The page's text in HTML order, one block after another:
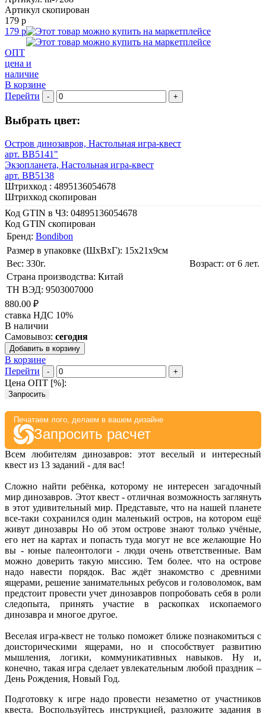
Артикул скопирован
179 р
179 р
ОПТ
цена и
наличие
В корзине
Перейти
- +
Выбрать цвет:
Остров динозавров, Настольная игра-квест
арт. BB5141"
Экзопланета, Настольная игра-квест
арт. BB5138
Штрихкод : 4895136054678
Штрихкод скопирован
Код GTIN в ЧЗ: 04895136054678
Код GTIN скопирован
Бренд: Bondibon
Размер в упаковке (ШхВxГ): 15х21х9cм
Вес: 330г.
Возраст: от 6 лет.
Страна производства: Китай
ТН ВЭД: 9503007000
880.00 ₽
ставка НДС 10%
В наличии
Самовывоз: сегодня
Добавить в корзину
В корзине
Перейти
- +
Цена ОПТ [%]:
Запросить
Печатаем лого, делаем в вашем дизайне
Запросить расчет
Всем любителям динозавров: этот веселый и интересный
квест из 13 заданий - для вас!
Сложно найти ребёнка, которому не интересен загадочный
мир динозавров. Этот квест - отличная возможность заглянуть
в этот удивительный мир. Представьте, что на нашей планете
все-таки сохранился один маленький остров, на котором ещё
живут динозавры Но об этом острове знают только учёные,
его нет на картах и попасть туда могут не все желающие Но
вы - юные палеонтологи - люди очень ответственные. Вам
можно доверить такую миссию. Тем более. что на острове
надо навести порядок. Вас ждёт знакомство с древними
ящерами, решение занимательных ребусов и головоломок, вам
предстоит провести учет динозавров попробовать себя в роли
следопыта, принять участие в раскопках ископаемого
динозавра и многое другое.
Веселая игра-квест не только поможет ближе познакомиться с
доисторическими ящерами, но и способствует развитию
мышления, логики, коммуникативных навыков. Ну и,
конечно, такая игра сделает увлекательным любой праздник –
День Рождения, Новый Год.
Подготовку к игре надо провести незаметно от участников
квеста. Воспользуйтесь инструкцией, разложите задания в